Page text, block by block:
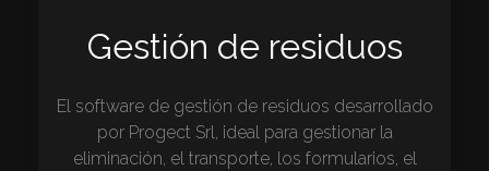
Gestión de residuos
El software de gestión de residuos desarrollado
por Progect Srl, ideal para gestionar la
eliminación, el transporte, los formularios, el